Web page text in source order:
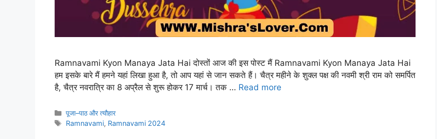
Ramnavami Kyon Manaya Jata Hai दोस्तों आज की इस पोस्ट मैं Ramnavami Kyon Manaya Jata Hai
हम इसके बारे मैं हमने यहां लिखा हुआ है, तो आप यहां से जान सकते हैं। चैत्र महीने के शुक्ल पक्ष की नवमी श्री राम को समर्पित
है, चैत्र नवरात्रि का 8 अप्रैल से शुरू होकर 17 मार्च। तक … Read more
Categories
पूजा–पाठ और त्यौहार
Tags
Ramnavami, Ramnavami 2024